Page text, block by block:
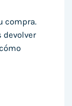
compra.
devolver